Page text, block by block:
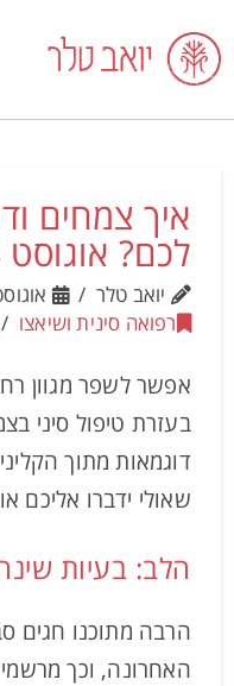
איך צמחים
לכם? אוגוסט 2024.
יואב טלר
אוגוסט 6,
רפואה סינית ושיאצו
אפשר לשפר מגוון
בעזרת טיפול סיני
דוגמאות מתוך
שאולי ידברו אליכם
הלב: בעיות
הרבה מתוכנו חגים
האחרונה, וכך